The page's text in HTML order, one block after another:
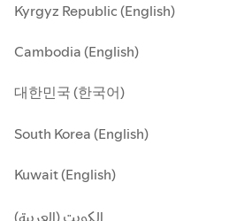
Kyrgyz Republic (English)
Cambodia (English)
대한민국 (한국어)
South Korea (English)
Kuwait (English)
الكويت (العربية)